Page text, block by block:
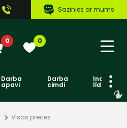
Sazinies ar mums
0 0
Darba
apavi
Darba
cimdi līdzekļi
Visas preces